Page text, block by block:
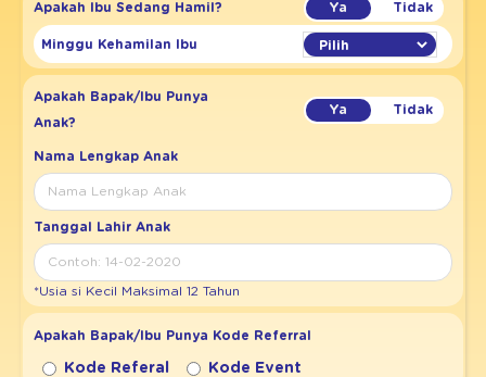
Apakah Ibu Sedang Hamil?
Minggu Kehamilan Ibu
Apakah Bapak/Ibu Punya
Anak?
Nama Lengkap Anak
Tanggal Lahir Anak
*Usia si Kecil Maksimal 12 Tahun
Apakah Bapak/Ibu Punya Kode Referral
Kode Referal Kode Event